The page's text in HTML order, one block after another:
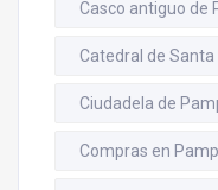
Casco antiguo de
Catedral de Santa
Ciudadela de
Compras en